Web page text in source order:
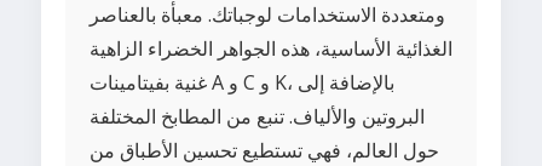
ومتعددة الاستخدامات لوجباتك. معبأة بالعناصر
الغذائية الأساسية، هذه الجواهر الخضراء الزاهية
غنية بفيتامينات A و C و K، بالإضافة إلى
البروتين والألياف. تنبع من المطابخ المختلفة
حول العالم، فهي تستطيع تحسين الأطباق من